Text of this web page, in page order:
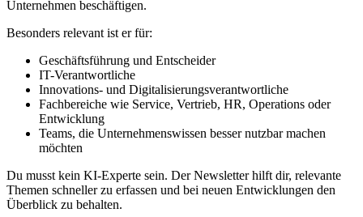
Unternehmen beschäftigen.
Besonders relevant ist er für:
Geschäftsführung und Entscheider
IT-Verantwortliche
Innovations- und Digitalisierungsverantwortliche
Fachbereiche wie Service, Vertrieb, HR, Operations oder
Entwicklung
Teams, die Unternehmenswissen besser nutzbar machen
möchten
Du musst kein KI-Experte sein. Der Newsletter hilft dir, relevante
Themen schneller zu erfassen und bei neuen Entwicklungen den
Überblick zu behalten.